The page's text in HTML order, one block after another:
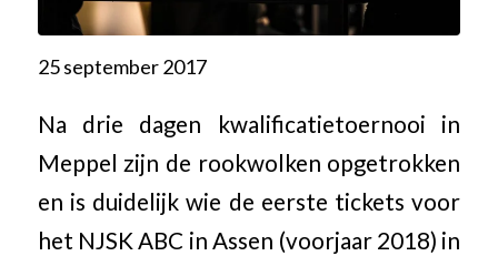
25 september 2017
Na drie dagen kwalificatietoernooi in
Meppel zijn de rookwolken opgetrokken
en is duidelijk wie de eerste tickets voor
het NJSK ABC in Assen (voorjaar 2018) in